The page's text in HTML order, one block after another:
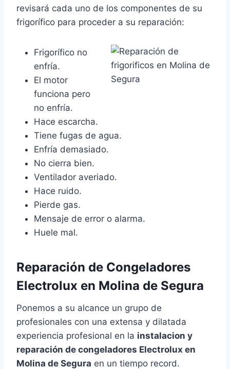
revisará cada uno de los componentes de su
frigorífico para proceder a su reparación:
Frigorífico no
enfría.
El motor
funciona pero
no enfría.
Hace escarcha.
Tiene fugas de agua.
Enfría demasiado.
No cierra bien.
Ventilador averiado.
Hace ruido.
Pierde gas.
Mensaje de error o alarma.
Huele mal.
Reparación de Congeladores
Electrolux en Molina de Segura
Ponemos a su alcance un grupo de
profesionales con una extensa y dilatada
experiencia profesional en la instalacion y
reparación de congeladores Electrolux en
Molina de Segura en un tiempo record.